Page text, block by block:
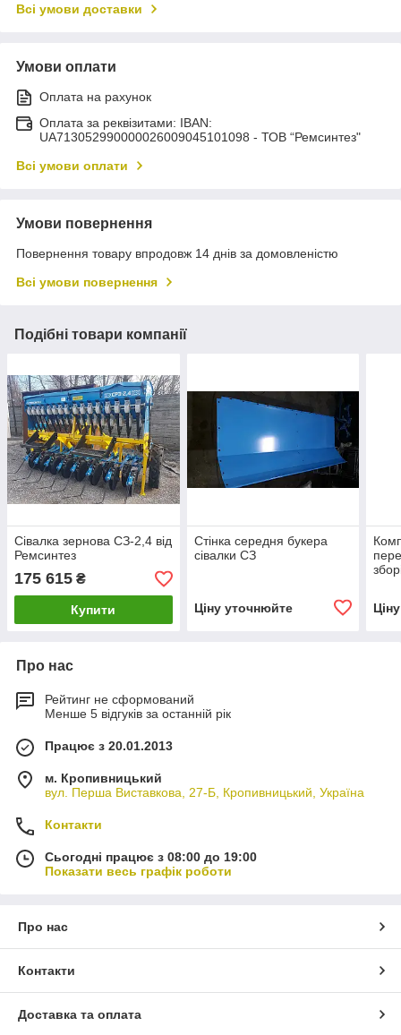
Всі умови доставки
Умови оплати
Оплата на рахунок
Оплата за реквізитами: IBAN:
UA713052990000026009045101098 - ТОВ “Ремсинтез"
Всі умови оплати
Умови повернення
Повернення товару впродовж 14 днів за домовленістю
Всі умови повернення
Подібні товари компанії
Сівалка зернова СЗ-2,4 від
Ремсинтез
175 615 ₴
Купити
Стінка середня букера
сівалки СЗ
Ціну уточнюйте
Про нас
Рейтинг не сформований
Менше 5 відгуків за останній рік
Працює з 20.01.2013
м. Кропивницький
вул. Перша Виставкова, 27-Б, Кропивницький, Україна
Контакти
Сьогодні працює з 08:00 до 19:00
Показати весь графік роботи
Про нас
Контакти
Доставка та оплата